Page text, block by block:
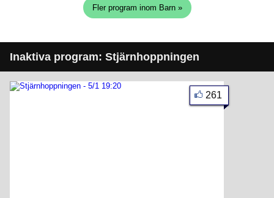
Fler program inom Barn »
Inaktiva program: Stjärnhoppningen
261